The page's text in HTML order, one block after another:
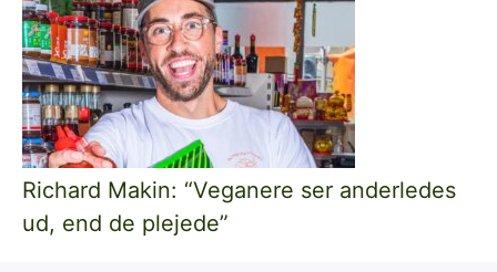
Richard Makin: “Veganere ser anderledes
ud, end de plejede”